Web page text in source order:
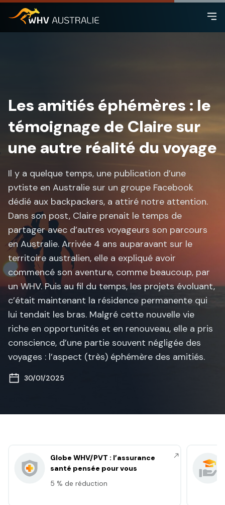
Les amitiés éphémères : le
témoignage de Claire sur
une autre réalité du voyage
Il y a quelque temps, une publication d’une
pvtiste en Australie sur un groupe Facebook
dédié aux backpackers, a attiré notre attention.
Dans son post, Claire prenait le temps de
partager avec d’autres voyageurs son parcours
en Australie. Arrivée 4 ans auparavant sur le
territoire australien, elle a expliqué avoir
commencé son aventure, comme beaucoup, par
un WHV. Puis au fil du temps, les projets évoluant,
c’était maintenant la résidence permanente qui
lui tendait les bras. Malgré cette nouvelle vie
riche en opportunités et en renouveau, elle a pris
conscience, d’une partie souvent négligée des
voyages : l’aspect (très) éphémère des amitiés.
30/01/2025
Globe WHV/PVT : l’assurance
santé pensée pour vous
5 % de réduction